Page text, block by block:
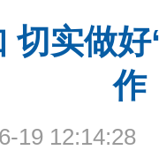
切实做
作
19 12:14:28